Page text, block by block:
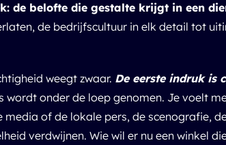
de belofte die gestalte krijgt in een
de bedrijfscultuur in elk detail tot
weegt zwaar. De eerste indruk is
onder de loep genomen. Je voelt
of de lokale pers, de scenografie,
verdwijnen. Wie wil er nu een winkel